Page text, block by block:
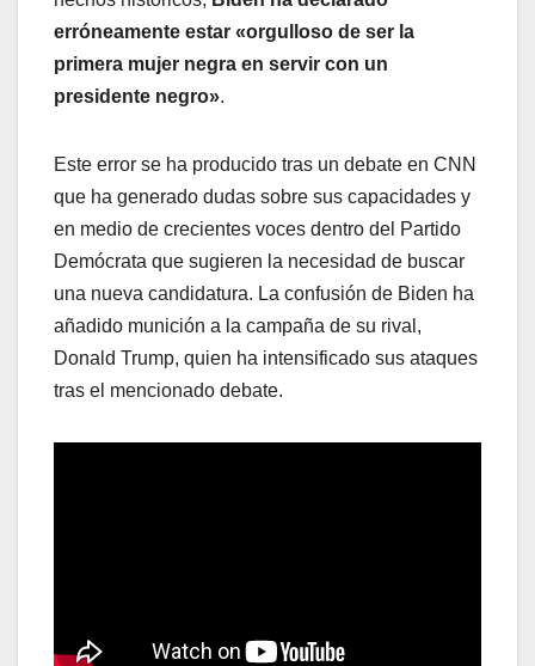
erróneamente estar «orgulloso de ser la
primera mujer negra en servir con un
presidente negro».
Este error se ha producido tras un debate en CNN
que ha generado dudas sobre sus capacidades y
en medio de crecientes voces dentro del Partido
Demócrata que sugieren la necesidad de buscar
una nueva candidatura. La confusión de Biden ha
añadido munición a la campaña de su rival,
Donald Trump, quien ha intensificado sus ataques
tras el mencionado debate.